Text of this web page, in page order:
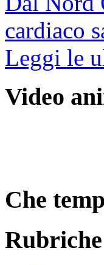
cardiaco
Leggi le
Video
Che
Rubriche